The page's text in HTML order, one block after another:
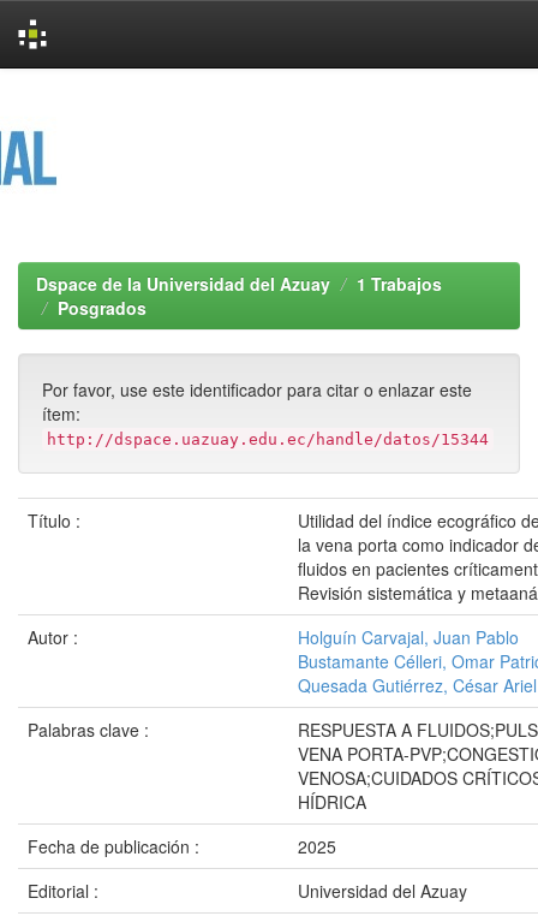
Dspace de la Universidad del Azuay
1 Trabajos
Posgrados
Por favor, use este identificador para citar o enlazar este
ítem:
http://dspace.uazuay.edu.ec/handle/datos/15344
Título :
Utilidad del índice ecográfico
la vena porta como indicador
fluidos en pacientes
Revisión sistemática y
Autor :
Holguín Carvajal, Juan Pablo
Bustamante Célleri, Omar
Quesada Gutiérrez, César Ariel
Palabras clave :
RESPUESTA A
VENA PORTA-
VENOSA;CUIDADOS
HÍDRICA
Fecha de publicación :
2025
Editorial :
Universidad del Azuay